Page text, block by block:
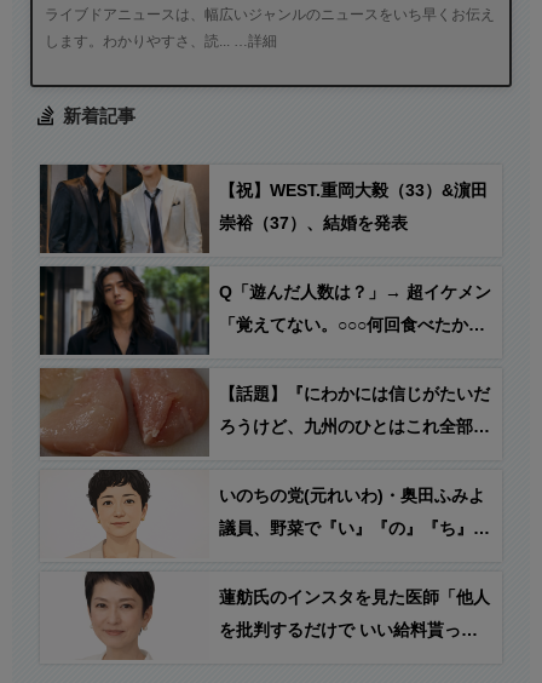
ライブドアニュースは、幅広いジャンルのニュースをいち早くお伝え
します。わかりやすさ、読... …詳細
新着記事
【祝】WEST.重岡大毅（33）&濵田
崇裕（37）、結婚を発表
Q「遊んだ人数は？」→ 超イケメン
「覚えてない。○○○何回食べたかな
【話題】『にわかには信じがたいだ
ろうけど、九州のひとはこれ全部生
いのちの党(元れいわ)・奥田ふみよ
議員、野菜で『い』『の』『ち』→
蓮舫氏のインスタを見た医師「他人
を批判するだけで いい給料貰って